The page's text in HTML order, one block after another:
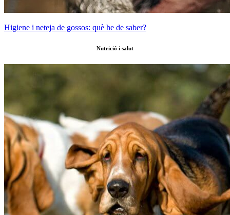
Higiene i neteja de gossos: què he de saber?
Nutrició i salut